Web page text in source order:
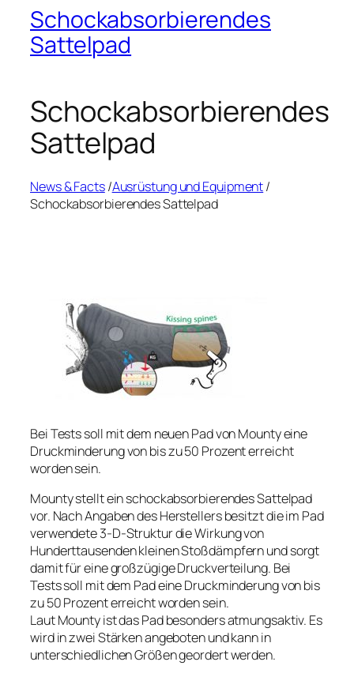
Schockabsorbierendes
Sattelpad
Schockabsorbierendes
Sattelpad
News & Facts/Ausrüstung und Equipment/
Schockabsorbierendes Sattelpad
Bei Tests soll mit dem neuen Pad von Mounty eine
Druckminderung von bis zu 50 Prozent erreicht
worden sein.
Mounty stellt ein schockabsorbierendes Sattelpad
vor. Nach Angaben des Herstellers besitzt die im Pad
verwendete 3-D-Struktur die Wirkung von
Hunderttausenden kleinen Stoßdämpfern und sorgt
damit für eine großzügige Druckverteilung. Bei
Tests soll mit dem Pad eine Druckminderung von bis
zu 50 Prozent erreicht worden sein.
Laut Mounty ist das Pad besonders atmungsaktiv. Es
wird in zwei Stärken angeboten und kann in
unterschiedlichen Größen geordert werden.